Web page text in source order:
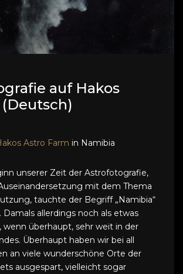
auf Hakos
Astro Farm in Namibia
unserer Zeit der Astrofotografie,
mit dem Thema
tauchte der Begriff „Namibia“
Damals allerdings noch als etwas
wenn überhaupt, sehr weit in der
Überhaupt haben wir bei all
an viele wunderschöne Orte der
ausgespart, vielleicht sogar